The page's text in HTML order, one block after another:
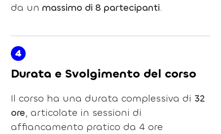
da un massimo di 8 partecipanti.
4
Durata e Svolgimento del corso
Il corso ha una durata complessiva di 32
ore, articolate in sessioni di
affiancamento pratico da 4 ore